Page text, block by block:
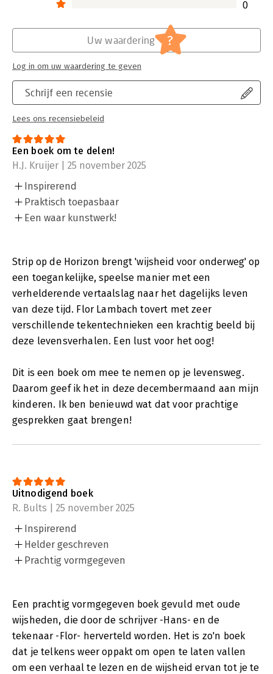
0
Schrijf een recensie
Lees ons recensiebeleid
Uw waardering ?
Log in om uw waardering te geven
Een boek om te delen!
H.J. Kruijer | 25 november 2025
Inspirerend
Praktisch toepasbaar
Een waar kunstwerk!
Strip op de Horizon brengt 'wijsheid voor onderweg' op
een toegankelijke, speelse manier met een
verhelderende vertaalslag naar het dagelijks leven
van deze tijd. Flor Lambach tovert met zeer
verschillende tekentechnieken een krachtig beeld bij
deze levensverhalen. Een lust voor het oog!
Dit is een boek om mee te nemen op je levensweg.
Daarom geef ik het in deze decembermaand aan mijn
kinderen. Ik ben benieuwd wat dat voor prachtige
gesprekken gaat brengen!
Uitnodigend boek
R. Bults | 25 november 2025
Inspirerend
Helder geschreven
Prachtig vormgegeven
Een prachtig vormgegeven boek gevuld met oude
wijsheden, die door de schrijver -Hans- en de
tekenaar -Flor- herverteld worden. Het is zo'n boek
dat je telkens weer oppakt om open te laten vallen
om een verhaal te lezen en de wijsheid ervan tot je te